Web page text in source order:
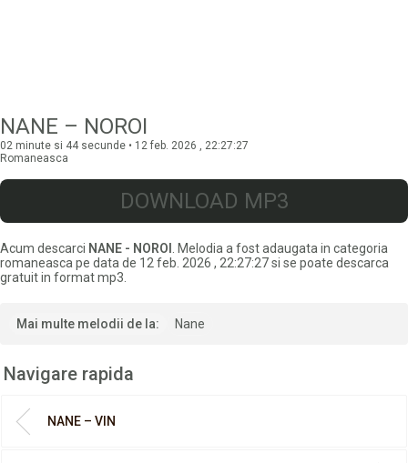
NANE – NOROI
02 minute si 44 secunde • 12 feb. 2026 , 22:27:27
Romaneasca
DOWNLOAD MP3
Acum descarci NANE - NOROI
. Melodia a fost adaugata in categoria
romaneasca pe data de 12 feb. 2026 , 22:27:27 si se poate descarca
gratuit in format mp3.
Mai multe melodii de la: Nane
Navigare rapida
NANE – VIN